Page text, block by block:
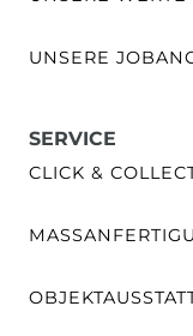
UNSERE
SERVICE
CLICK &